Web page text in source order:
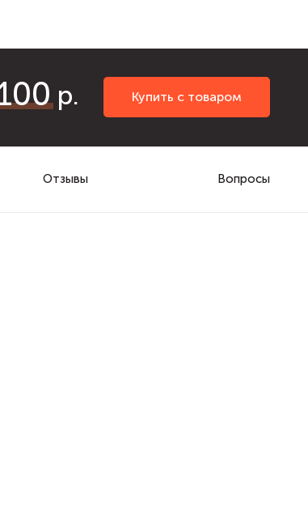
Купить с товаром
Отзывы Вопросы